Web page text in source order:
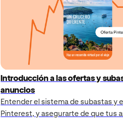
Introducción a las ofertas y
anuncios
Entender el sistema de subastas y
Pinterest, y asegurarte de que tus